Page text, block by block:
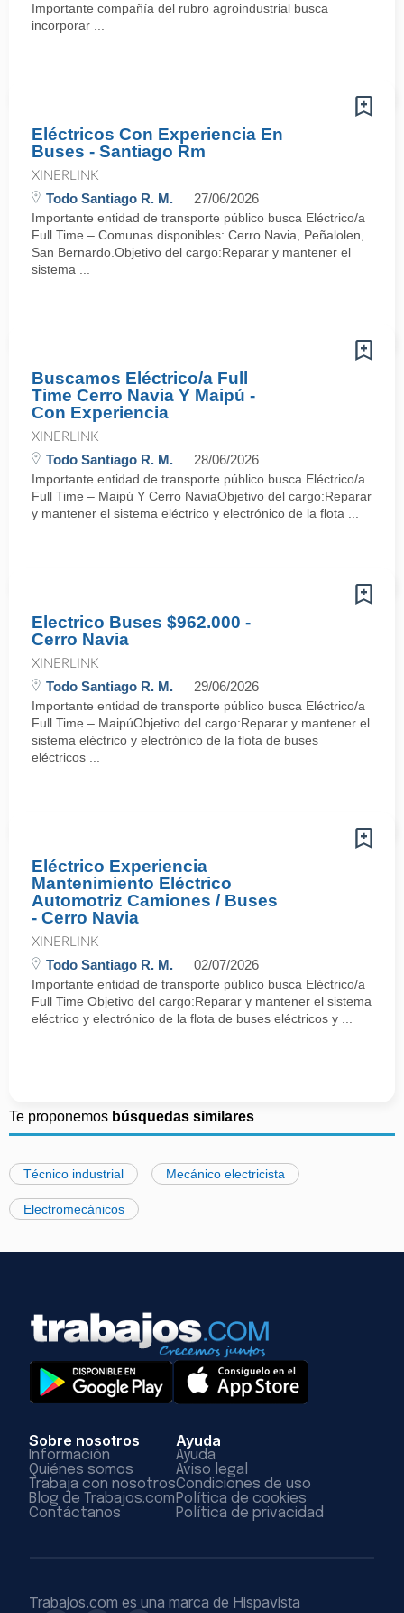
Importante compañía del rubro agroindustrial busca
incorporar ...
Eléctricos Con Experiencia En
Buses - Santiago Rm
XINERLINK
Todo Santiago R. M. 27/06/2026
Importante entidad de transporte público busca Eléctrico/a
Full Time – Comunas disponibles: Cerro Navia, Peñalolen,
San Bernardo.Objetivo del cargo:Reparar y mantener el
sistema ...
Buscamos Eléctrico/a Full
Time Cerro Navia Y Maipú -
Con Experiencia
XINERLINK
Todo Santiago R. M. 28/06/2026
Importante entidad de transporte público busca Eléctrico/a
Full Time – Maipú Y Cerro NaviaObjetivo del cargo:Reparar
y mantener el sistema eléctrico y electrónico de la flota ...
Electrico Buses $962.000 -
Cerro Navia
XINERLINK
Todo Santiago R. M. 29/06/2026
Importante entidad de transporte público busca Eléctrico/a
Full Time – MaipúObjetivo del cargo:Reparar y mantener el
sistema eléctrico y electrónico de la flota de buses
eléctricos ...
Eléctrico Experiencia
Mantenimiento Eléctrico
Automotriz Camiones / Buses
- Cerro Navia
XINERLINK
Todo Santiago R. M. 02/07/2026
Importante entidad de transporte público busca Eléctrico/a
Full Time Objetivo del cargo:Reparar y mantener el sistema
eléctrico y electrónico de la flota de buses eléctricos y ...
Te proponemos búsquedas similares
Técnico industrial Mecánico electricista
Electromecánicos
Sobre nosotros
Información
Quiénes somos
Trabaja con nosotros
Blog de Trabajos.com
Contáctanos
Ayuda
Ayuda
Aviso legal
Condiciones de uso
Política de cookies
Política de privacidad
Trabajos.com es una marca de Hispavista